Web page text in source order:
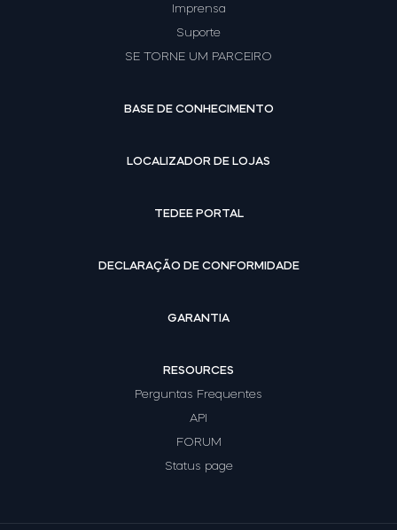
Imprensa
Suporte
SE TORNE UM PARCEIRO
BASE DE CONHECIMENTO
LOCALIZADOR DE LOJAS
TEDEE PORTAL
DECLARAÇÃO DE CONFORMIDADE
GARANTIA
RESOURCES
Perguntas Frequentes
API
FORUM
Status page